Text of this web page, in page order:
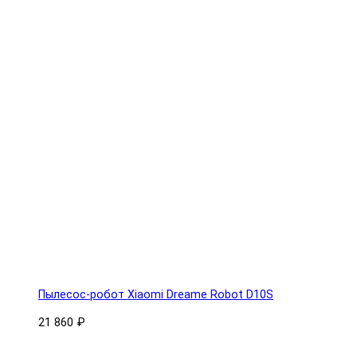
Пылесос-робот Xiaomi Dreame Robot D10S
21 860 ₽